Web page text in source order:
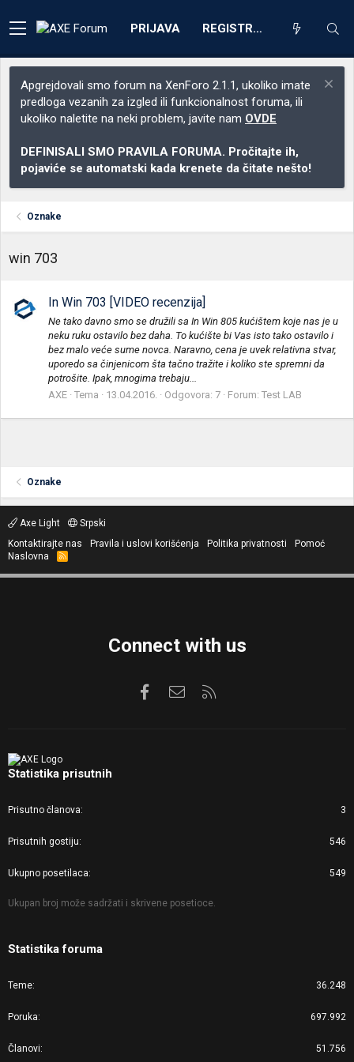
PRIJAVA REGISTRACIJA
Apgrejdovali smo forum na XenForo 2.1.1, ukoliko imate
predloga vezanih za izgled ili funkcionalnost foruma, ili
ukoliko naletite na neki problem, javite nam OVDE
DEFINISALI SMO PRAVILA FORUMA. Pročitajte ih,
pojaviće se automatski kada krenete da čitate nešto!
Oznake
win 703
In Win 703 [VIDEO recenzija]
Ne tako davno smo se družili sa In Win 805 kućištem koje nas je u
neku ruku ostavilo bez daha. To kućište bi Vas isto tako ostavilo i
bez malo veće sume novca. Naravno, cena je uvek relativna stvar,
uporedo sa činjenicom šta tačno tražite i koliko ste spremni da
potrošite. Ipak, mnogima trebaju...
AXE Tema 13.04.2016. Odgovora: 7 Forum: Test LAB
Oznake
Axe Light
Srpski
Kontaktirajte nas
Pravila i uslovi korišćenja Politika privatnosti
Pomoć
Naslovna
R
S
Connect with us
FacebookKontaktirajte nas
Statistika prisutnih
Prisutno članova 3
Prisutnih gostiju 546
Ukupno posetilaca 549
Ukupan broj može sadržati i skrivene posetioce.
Statistika foruma
Teme 36.248
Poruka 697.992
Članovi 51.756